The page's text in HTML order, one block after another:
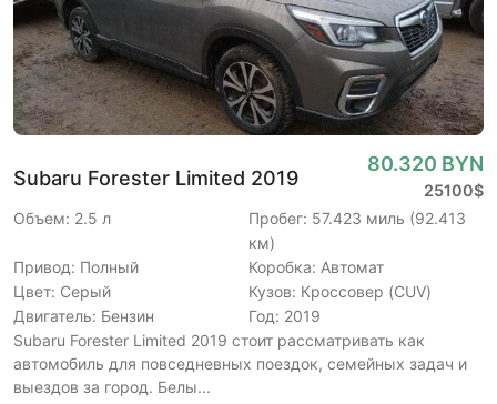
Subaru Forester Limited 2019
80.320 BYN
25100$
Объем: 2.5 л
Пробег: 57.423 миль (92.413
км)
Привод: Полный
Коробка: Автомат
Цвет: Серый
Кузов: Кроссовер (CUV)
Двигатель: Бензин
Год: 2019
Subaru Forester Limited 2019 стоит рассматривать как
автомобиль для повседневных поездок, семейных задач и
выездов за город. Белы...